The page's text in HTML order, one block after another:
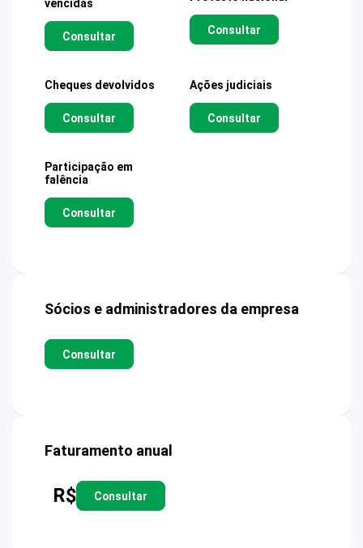
vencidas
Consultar Consultar
Cheques devolvidos
Consultar
Ações judiciais
Consultar
Participação em
falência
Consultar
Sócios e administradores da empresa
Consultar
Faturamento anual
R$ Consultar